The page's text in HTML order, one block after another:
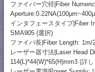
ファイバー穴径|Fiber
インタフェースタイプ|Fiber
SMA905 (選択)
ファイバ長|Fiber Length: 1m/
レーザー器寸法|Laser Head
114(L)*44(W)*65(H)mm3 (詳